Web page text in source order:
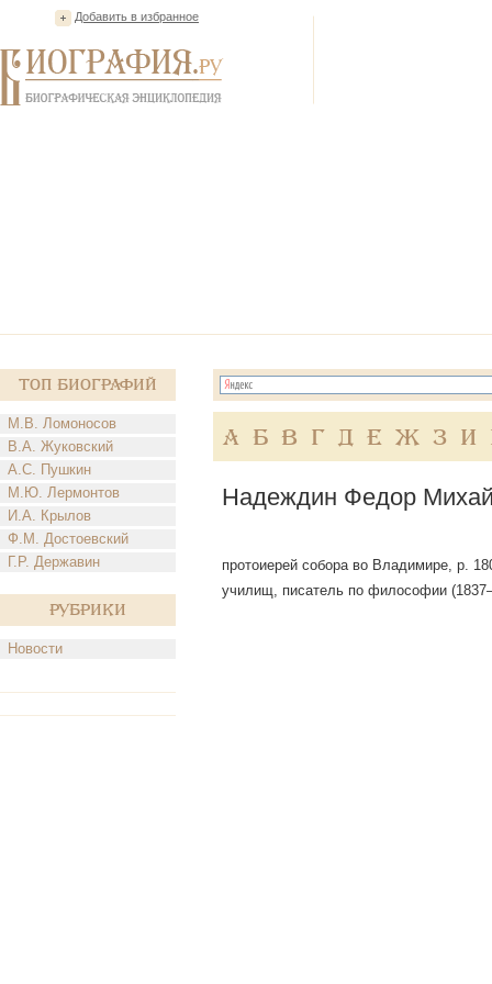
Добавить в избранное
Топ Биографий
М.В. Ломоносов
В.А. Жуковский
А.С. Пушкин
М.Ю. Лермонтов
И.А. Крылов
Ф.М. Достоевский
Г.Р. Державин
Рубрики
Новости
А Б В Г Д Е Ж З И
Надеждин Федор
протоиерей собора во Владимире, р.
училищ, писатель по философии